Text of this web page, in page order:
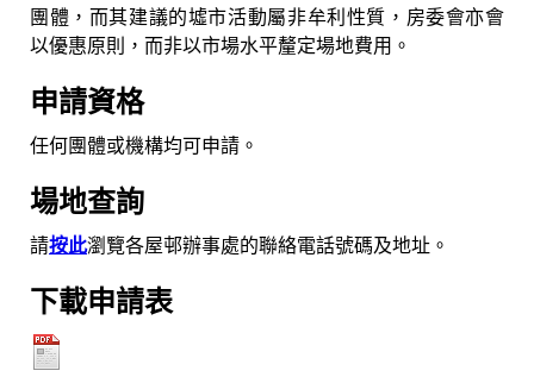
團體，而其建議的墟市活動屬非牟利性質，房委會亦會
以優惠原則，而非以市場水平釐定場地費用。
申請資格
任何團體或機構均可申請。
場地查詢
請按此瀏覽各屋邨辦事處的聯絡電話號碼及地址。
下載申請表